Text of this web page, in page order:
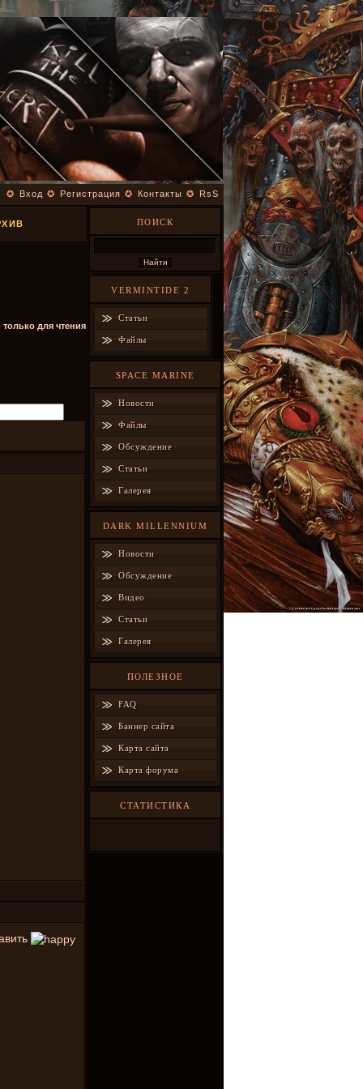
✪ Вход ✪ Регистрация ✪ Контакты ✪ RsS
для чтения
ПОИСК
VERMINTIDE 2
Статьи
Файлы
SPACE MARINE
Новости
Файлы
Обсуждение
Статьи
Галерея
DARK MILLENNIUM
Новости
Обсуждение
Видео
Статьи
Галерея
ПОЛЕЗНОЕ
FAQ
Баннер сайта
Карта сайта
Карта форума
СТАТИСТИКА